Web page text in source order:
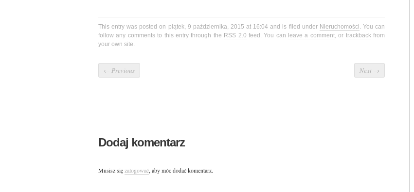
This entry was posted on piątek, 9 października, 2015 at 16:04 and is filed under Nieruchomości. You can
follow any comments to this entry through the RSS 2.0 feed. You can leave a comment, or trackbackfrom
your own site.
← Previous Next →
Dodaj komentarz
Musisz sięzalogować, aby móc dodać komentarz.